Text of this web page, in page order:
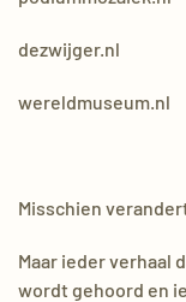
dezwijger.nl
wereldmuseum.nl
Misschien
Maar ieder verhaal
wordt gehoord en